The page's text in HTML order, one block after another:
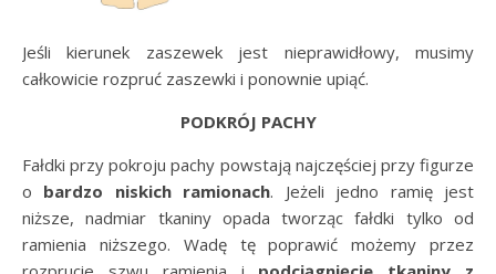
Jeśli kierunek zaszewek jest nieprawidłowy, musimy
całkowicie rozpruć zaszewki i ponownie upiąć.
PODKRÓJ PACHY
Fałdki przy pokroju pachy powstają najczęściej przy figurze
o bardzo niskich ramionach. Jeżeli jedno ramię jest
niższe, nadmiar tkaniny opada tworząc fałdki tylko od
ramienia niższego. Wadę tę poprawić możemy przez